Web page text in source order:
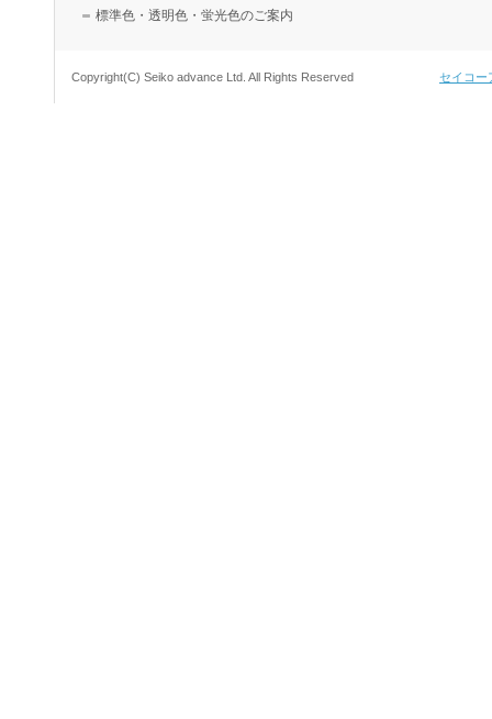
標準色・透明色・蛍光色のご案内
セイコー
Copyright(C) Seiko advance Ltd. All Rights Reserved